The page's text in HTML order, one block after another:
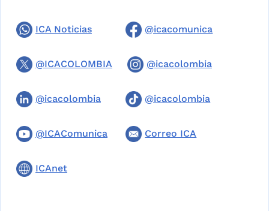
ICA Noticias @icacomunica
@ICACOLOMBIA @icacolombia
@icacolombia @icacolombia
@ICAComunica Correo ICA
ICAnet